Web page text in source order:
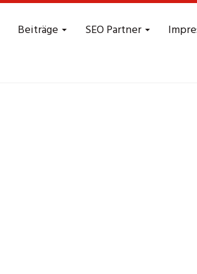
Beiträge SEO Partner